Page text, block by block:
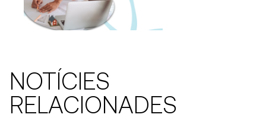
NOTÍCIES
RELACIONADES